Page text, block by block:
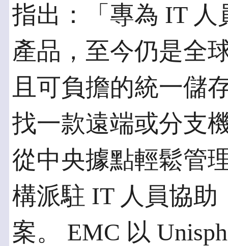
指出：「專為 IT 人
產品，至今仍是全
且可負擔的統一儲
找一款遠端或分支
從中央據點輕鬆管
構派駐 IT 人員協
案。 EMC 以